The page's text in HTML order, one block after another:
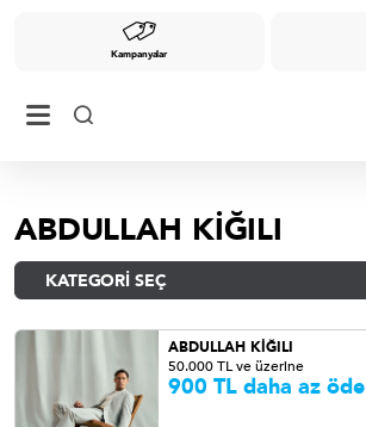
Kampanyalar
ABDULLAH KİĞILI
KATEGORİ SEÇ
ABDULLAH KİĞILI
50.000 TL ve üzerine
900 TL daha az öde